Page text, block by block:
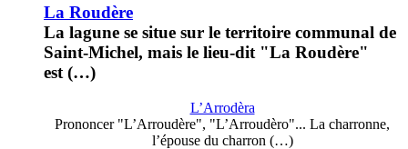
La Roudère
La lagune se situe sur le territoire communal de
Saint-Michel, mais le lieu-dit "La Roudère"
est (…)
L’Arrodèra
Prononcer "L’Arroudère", "L’Arroudèro"... La charronne,
l’épouse du charron (…)